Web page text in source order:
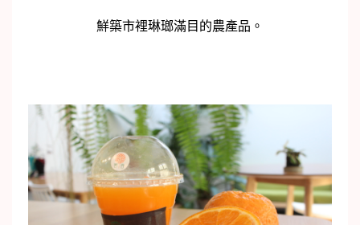
鮮築市裡琳瑯滿目的農產品。